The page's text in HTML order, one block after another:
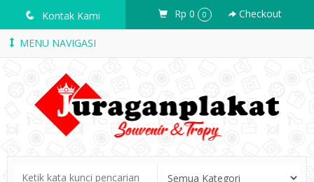
q Kontak Kami Rp 0 0 Checkout
MENU NAVIGASI